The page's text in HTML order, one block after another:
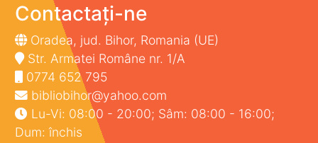
Contactați-ne
Oradea, jud. Bihor, Romania (UE)
Str. Armatei Române nr. 1/A
0774 652 795
bibliobihor@yahoo.com
Lu-Vi: 08:00 - 20:00; Sâm: 08:00 - 16:00;
Dum: închis